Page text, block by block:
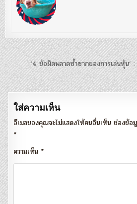
แนะแนว
เรื่อง
‘4 ข้อผิดพลาดซ้ำซากของการเล่นหุ้น
ใส่ความเห็น
อีเมลของคุณจะไม่แสดงให้คนอื่นเห็น ช่องข้อ
*
ความเห็น *